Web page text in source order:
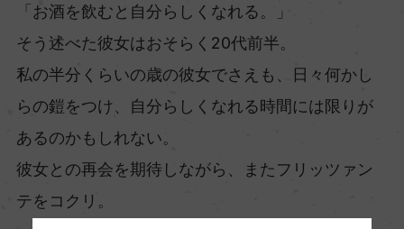
「お酒を飲むと自分らしくなれる。」
そう述べた彼女はおそらく20代前半。
私の半分くらいの歳の彼女でさえも、日々何かし
らの鎧をつけ、自分らしくなれる時間には限りが
あるのかもしれない。
彼女との再会を期待しながら、またフリッツァン
テをコクリ。